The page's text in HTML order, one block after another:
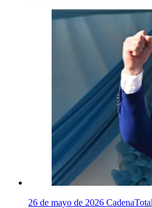
26 de mayo de 2026 CadenaTotal